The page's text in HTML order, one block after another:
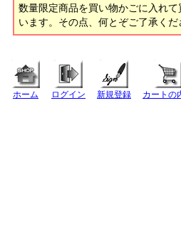
数量限定商品を買い物かごに入れ
います。その点、何とぞご了承くだ
ホーム ログイン 新規登録 カートの